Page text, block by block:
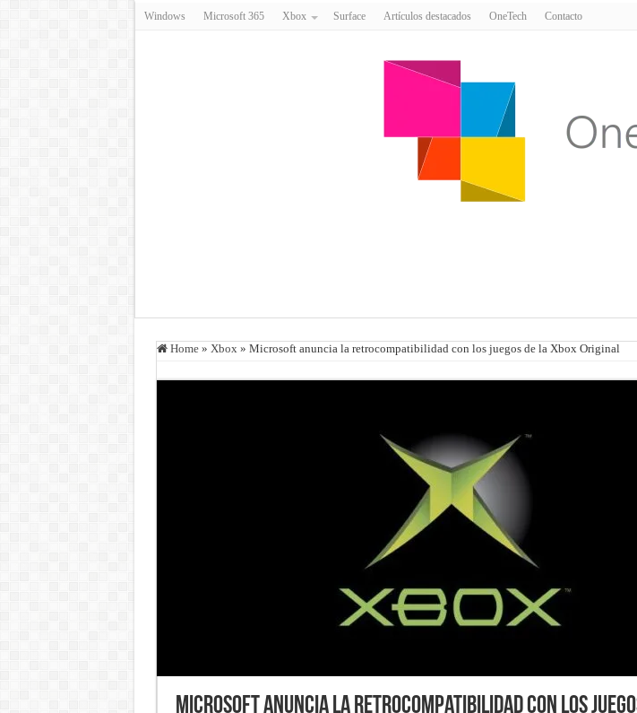
Windows Microsoft 365 Xbox Surface Artículos destacados OneTech Contacto
Home » Xbox » Microsoft anuncia la retrocompatibilidad con los juegos de la Xbox Original
Microsoft anuncia la retrocompatibilidad con los